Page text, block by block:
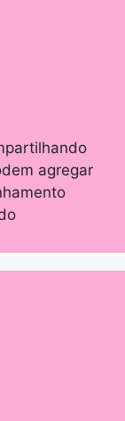
agregar